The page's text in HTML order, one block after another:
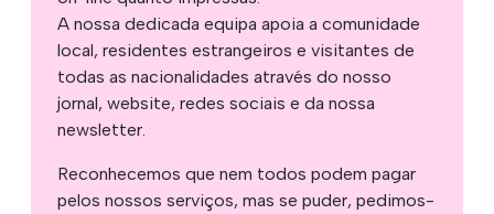
A nossa dedicada equipa apoia a comunidade
local, residentes estrangeiros e visitantes de
todas as nacionalidades através do nosso
jornal, website, redes sociais e da nossa
newsletter.
Reconhecemos que nem todos podem pagar
pelos nossos serviços, mas se puder, pedimos-